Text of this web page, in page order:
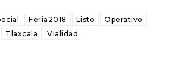
Feria2018 Listo
Operativo
Tlaxcala Vialidad